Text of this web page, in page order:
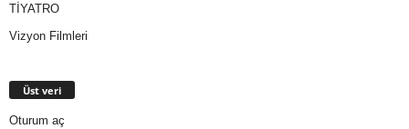
TİYATRO
Vizyon Filmleri
Üst veri
Oturum aç